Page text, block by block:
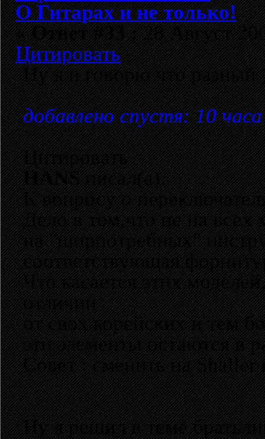
О Гитарах и не только!
«Ответ #33 :28 Август
Цитировать
Ну я и говорю что разный
добавлено спустя: 10
Цитировать
HANSписал(а):
К вопросу о
Дело в том,что не на всех
на "ширпотребных"
соответствующая
Что касается этих
отличии
от свох корейских и тем
эти элементы остаются в
Совет : сменить на
Ну я решил в теме